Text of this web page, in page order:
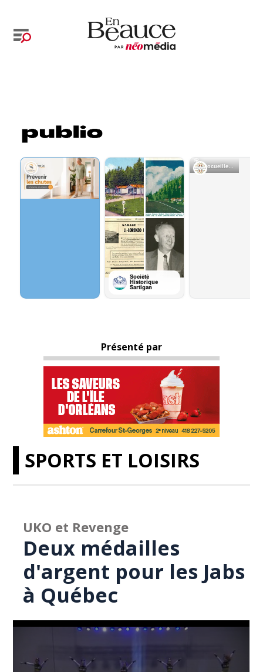
Présenté par
SPORTS ET LOISIRS
UKO et Revenge
Deux médailles
d'argent pour les Jabs
à Québec